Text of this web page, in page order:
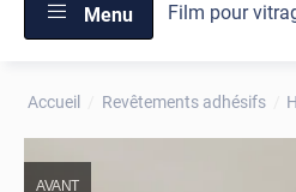
Menu Film pour
Accueil Revêtements adhésifs
AVANT